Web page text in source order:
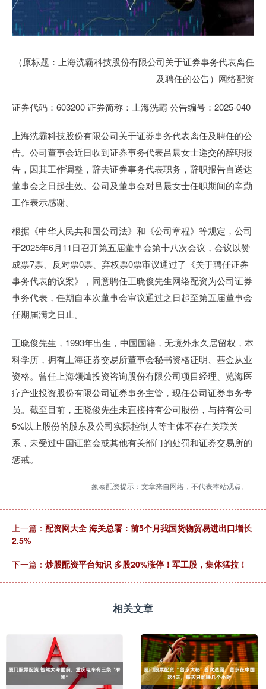
（原标题：上海洗霸科技股份有限公司关于证券事务代表离任
及聘任的公告）网络配资
证券代码：603200 证券简称：上海洗霸 公告编号：2025-040
上海洗霸科技股份有限公司关于证券事务代表离任及聘任的公
告。公司董事会近日收到证券事务代表吕晨女士递交的辞职报
告，因其工作调整，辞去证券事务代表职务，辞职报告自送达
董事会之日起生效。公司及董事会对吕晨女士任职期间的辛勤
工作表示感谢。
根据《中华人民共和国公司法》和《公司章程》等规定，公司
于2025年6月11日召开第五届董事会第十八次会议，会议以赞
成票7票、反对票0票、弃权票0票审议通过了《关于聘任证券
事务代表的议案》，同意聘任王晓俊先生网络配资为公司证券
事务代表，任期自本次董事会审议通过之日起至第五届董事会
任期届满之日止。
王晓俊先生，1993年出生，中国国籍，无境外永久居留权，本
科学历，拥有上海证券交易所董事会秘书资格证明、基金从业
资格。曾任上海领灿投资咨询股份有限公司项目经理、览海医
疗产业投资股份有限公司证券事务主管，现任公司证券事务专
员。截至目前，王晓俊先生未直接持有公司股份，与持有公司
5%以上股份的股东及公司实际控制人等主体不存在关联关
系，未受过中国证监会或其他有关部门的处罚和证券交易所的
惩戒。
象泰配资提示：文章来自网络，不代表本站观点。
上一篇： 配资网大全 海关总署：前5个月我国货物贸易进出口增长
2.5%
下一篇： 炒股配资平台知识 多股20%涨停！军工股，集体猛拉！
相关文章